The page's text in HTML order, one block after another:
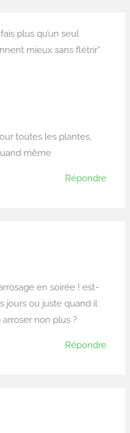
plus qu’un seul
mieux sans flétrir”
toutes les plantes,
même
Répondre
en soirée ! est-
jours ou juste quand il
non plus ?
Répondre